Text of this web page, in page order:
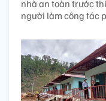
nhà an toàn trước
người làm công tác